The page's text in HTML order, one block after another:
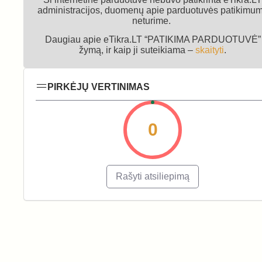
administracijos, duomenų apie parduotuvės
neturime.
Daugiau apie eTikra.LT “PATIKIMA PARDUOTUVĖ”
žymą, ir kaip ji suteikiama – skaityti.
PIRKĖJŲ VERTINIMAS
0
Rašyti atsiliepimą